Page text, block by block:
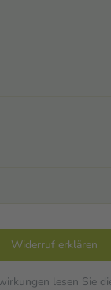
Widerruf erklären
lesen Sie